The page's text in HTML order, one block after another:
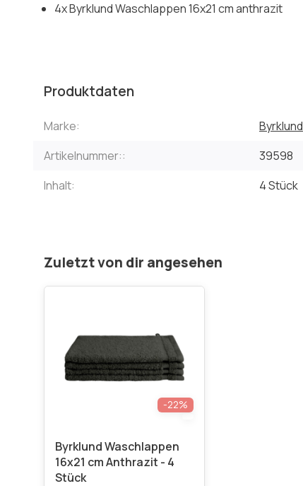
4x Byrklund Waschlappen 16x21 cm anthrazit
Produktdaten
Marke:
Byrklund
Artikelnummer::
39598
Inhalt:
4 Stück
Zuletzt von dir angesehen
-22%
Byrklund Waschlappen
16x21 cm Anthrazit - 4
Stück